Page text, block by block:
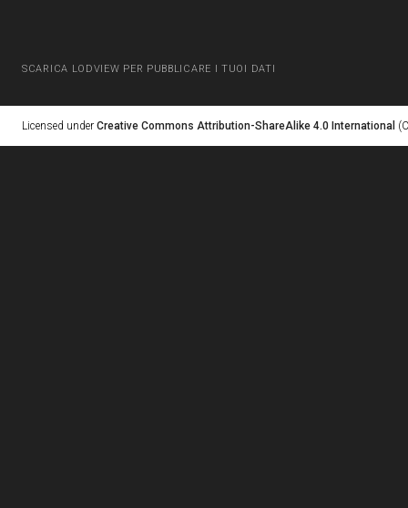
SCARICA LODVIEW PER PUBBLICARE I TUOI DATI
Licensed under Creative Commons Attribution-ShareAlike 4.0 International